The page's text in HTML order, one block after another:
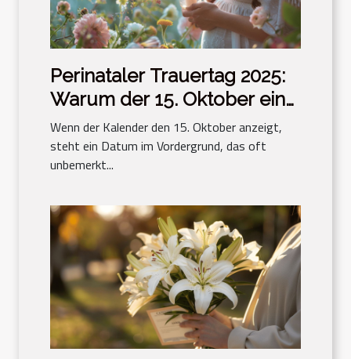
Perinataler Trauertag 2025:
Warum der 15. Oktober ein
wesentliches Datum ist
Wenn der Kalender den 15. Oktober anzeigt,
steht ein Datum im Vordergrund, das oft
unbemerkt...